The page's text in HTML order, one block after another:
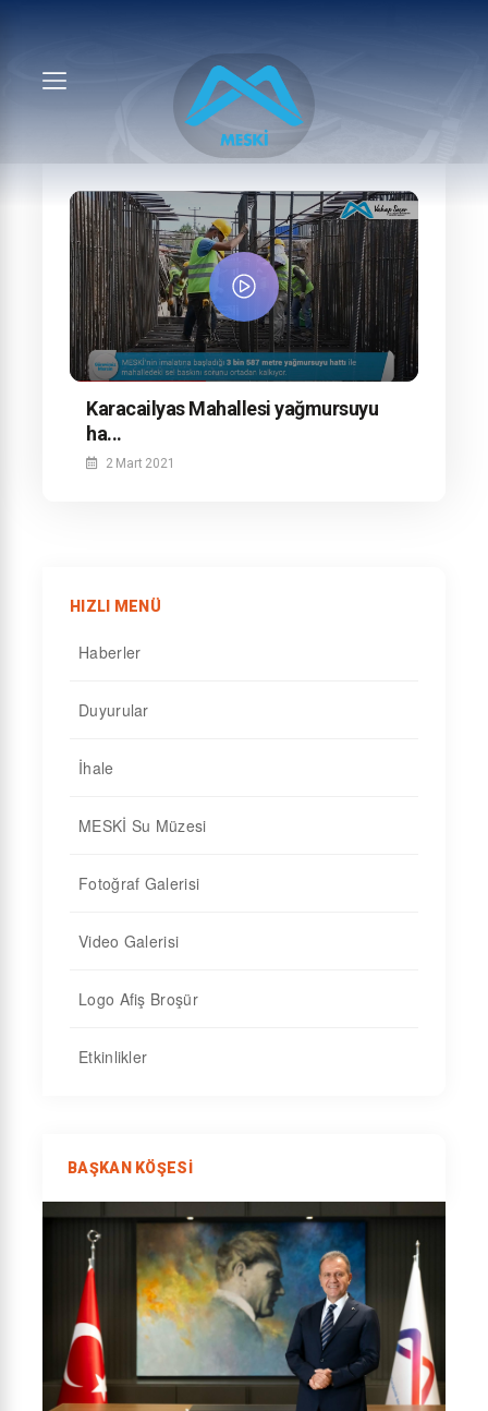
Karacailyas Mahallesi yağmursuyu
ha...
2 Mart 2021
HIZLI MENÜ
Haberler
Duyurular
İhale
MESKİ Su Müzesi
Fotoğraf Galerisi
Video Galerisi
Logo Afiş Broşür
Etkinlikler
BAŞKAN KÖŞESI